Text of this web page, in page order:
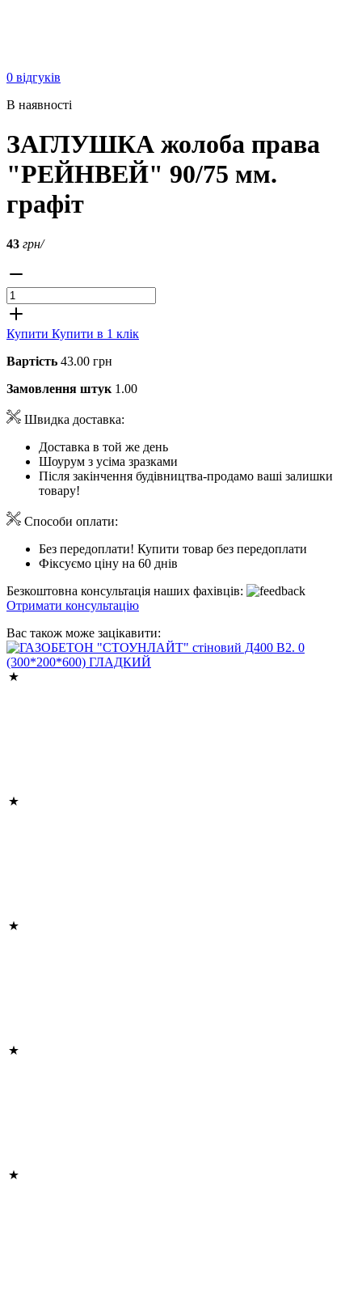
0 відгуків
В наявності
ЗАГЛУШКА жолоба права
"РЕЙНВЕЙ" 90/75 мм.
графіт
43 грн/
Купити Купити в 1 клік
Вартість 43.00 грн
Замовлення штук 1.00
Швидка доставка:
Доставка в той же день
Шоурум з усіма зразками
Після закінчення будівництва-продамо ваші залишки
товару!
Способи оплати:
Без передоплати! Купити товар без передоплати
Фіксуємо ціну на 60 днів
Безкоштовна консультація наших фахівців:
Отримати консультацію
Вас також може зацікавити: